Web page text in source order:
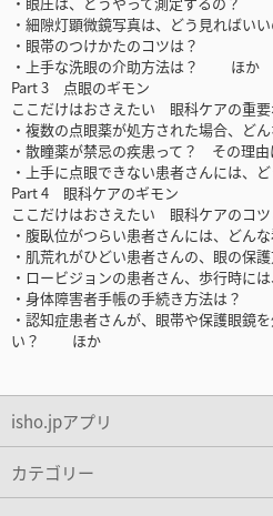
・細隙灯顕微鏡写真は、どう見ればいい
・眼帯のつけかたのコツは？
・上手な洗眼の介助方法は？ ほか
Part 3 点眼のギモン
ここだけはおさえたい 眼科ケアの重要
・複数の点眼薬が処方された場合、ど
・散瞳薬が禁忌の疾患って？ その理由
・上手に点眼できない患者さんには
Part 4 眼科ケアのギモン
ここだけはおさえたい 眼科ケアのコ
・腹臥位がつらい患者さんには、どん
・肌荒れがひどい患者さんの、眼の保
・ロービジョンの患者さん、歩行時に
・身体障害者手帳の手続き方法は？
・認知症患者さんが、眼帯や保護眼鏡
い？ ほか
isho.jpアプリ
カテゴリー